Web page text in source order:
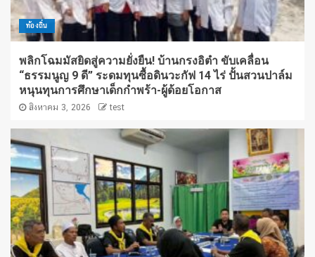
ท้องถิ่น
พลิกโฉมมัสยิดสู่ความยั่งยืน! บ้านกรงอิตำ ขับเคลื่อน
“ธรรมนูญ 9 ดี” ระดมทุนซื้อดินวะกัฟ 14 ไร่ ปั้นสวนปาล์ม
หนุนทุนการศึกษาเด็กกำพร้า-ผู้ด้อยโอกาส
สิงหาคม 3, 2026 test